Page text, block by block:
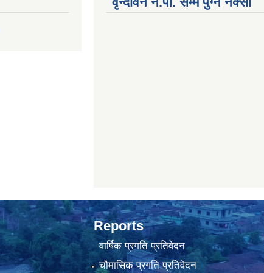
Reports
वार्षिक प्रगति प्रतिवेदन
चौमासिक प्रगति प्रतिवेदन